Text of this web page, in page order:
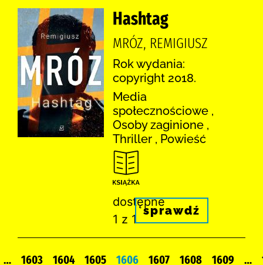
Hashtag
MRÓZ, REMIGIUSZ
Rok wydania:
copyright 2018.
Media
społecznościowe ,
Osoby zaginione ,
Thriller , Powieść
dostępne
1 z 1
sprawdź
… 1603 1604 1605 1606 1607 1608 1609 …